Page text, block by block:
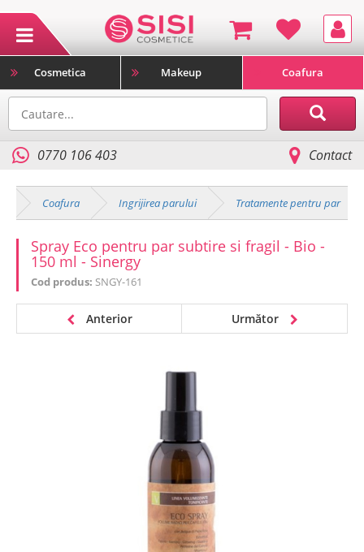
Cosmetica Makeup Coafura
0770 106 403 Contact
Coafura Ingrijirea parului Tratamente pentru par
Spray Eco pentru par subtire si fragil - Bio -
150 ml - Sinergy
Cod produs: SNGY-161
Anterior Următor